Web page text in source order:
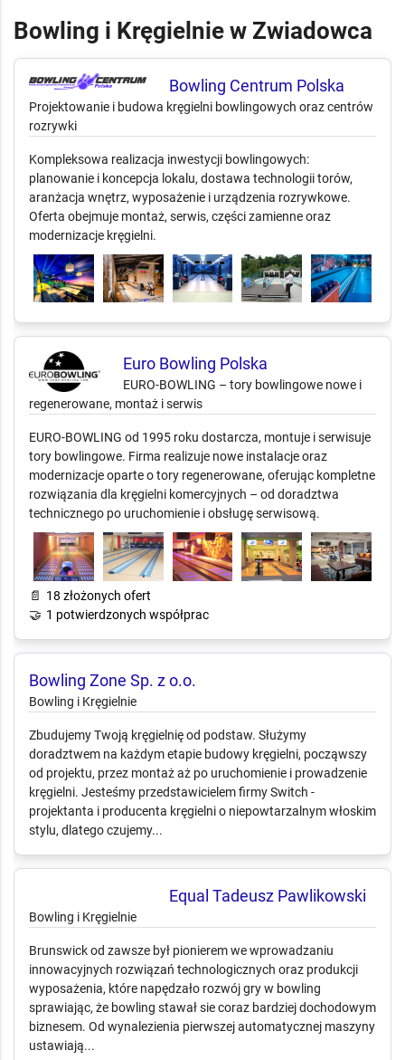
Bowling i Kręgielnie w Zwiadowca
Bowling Centrum Polska
Projektowanie i budowa kręgielni bowlingowych oraz centrów
rozrywki
Kompleksowa realizacja inwestycji bowlingowych:
planowanie i koncepcja lokalu, dostawa technologii torów,
aranżacja wnętrz, wyposażenie i urządzenia rozrywkowe.
Oferta obejmuje montaż, serwis, części zamienne oraz
modernizacje kręgielni.
Euro Bowling Polska
EURO-BOWLING – tory bowlingowe nowe i
regenerowane, montaż i serwis
EURO-BOWLING od 1995 roku dostarcza, montuje i serwisuje
tory bowlingowe. Firma realizuje nowe instalacje oraz
modernizacje oparte o tory regenerowane, oferując kompletne
rozwiązania dla kręgielni komercyjnych – od doradztwa
technicznego po uruchomienie i obsługę serwisową.
📄 18 złożonych ofert
🤝 1 potwierdzonych współprac
Bowling Zone Sp. z o.o.
Bowling i Kręgielnie
Zbudujemy Twoją kręgielnię od podstaw. Służymy
doradztwem na każdym etapie budowy kręgielni, począwszy
od projektu, przez montaż aż po uruchomienie i prowadzenie
kręgielni. Jesteśmy przedstawicielem firmy Switch -
projektanta i producenta kręgielni o niepowtarzalnym włoskim
stylu, dlatego czujemy...
Equal Tadeusz Pawlikowski
Bowling i Kręgielnie
Brunswick od zawsze był pionierem we wprowadzaniu
innowacyjnych rozwiązań technologicznych oraz produkcji
wyposażenia, które napędzało rozwój gry w bowling
sprawiając, że bowling stawał sie coraz bardziej dochodowym
biznesem. Od wynalezienia pierwszej automatycznej maszyny
ustawiają...